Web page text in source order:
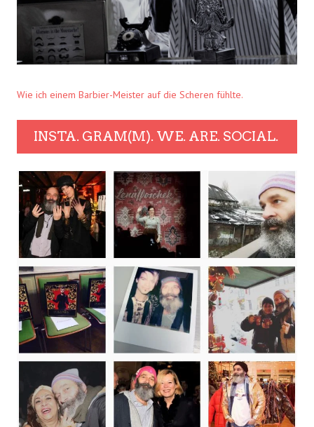
Wie ich einem Barbier-Meister auf die Scheren fühlte.
INSTA. GRAM(M). WE. ARE. SOCIAL.